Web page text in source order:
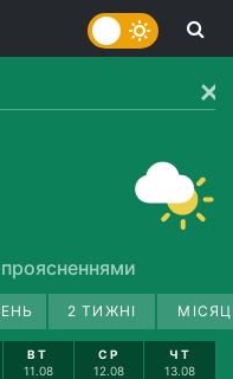
2 ТИЖНІ
ВТ
11.08
СР
12.08
ЧТ
13.08